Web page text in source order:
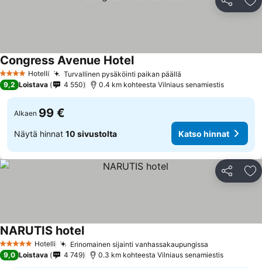
Jaa
4 Tähtiluokitus
Hotelli Turvallinen pysäköinti paikan päällä
Congress Avenue HotelKatso hinnat
9,2 Loistava 4 550 0.4 km kohteesta Vilniaus senamiestis
Alkaen 99 €
Näytä hinnat 10 sivustolta Katso hinnat
Jaa
5 Tähtiluokitus
Hotelli Erinomainen sijainti vanhassakaupungissa
NARUTIS hotelKatso hinnat
9,0 Loistava 4 749 0.3 km kohteesta Vilniaus senamiestis